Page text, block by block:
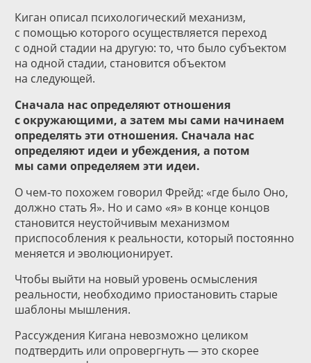
Киган описал психологический механизм,
с помощью которого осуществляется переход
с одной стадии на другую: то, что было субъектом
на одной стадии, становится объектом
на следующей.
Сначала нас определяют отношения
с окружающими, а затем мы сами начинаем
определять эти отношения. Сначала нас
определяют идеи и убеждения, а потом
мы сами определяем эти идеи.
О чем-то похожем говорил Фрейд: «где было Оно,
должно стать Я». Но и само «я» в конце концов
становится неустойчивым механизмом
приспособления к реальности, который постоянно
меняется и эволюционирует.
Чтобы выйти на новый уровень осмысления
реальности, необходимо приостановить старые
шаблоны мышления.
Рассуждения Кигана невозможно целиком
подтвердить или опровергнуть — это скорее